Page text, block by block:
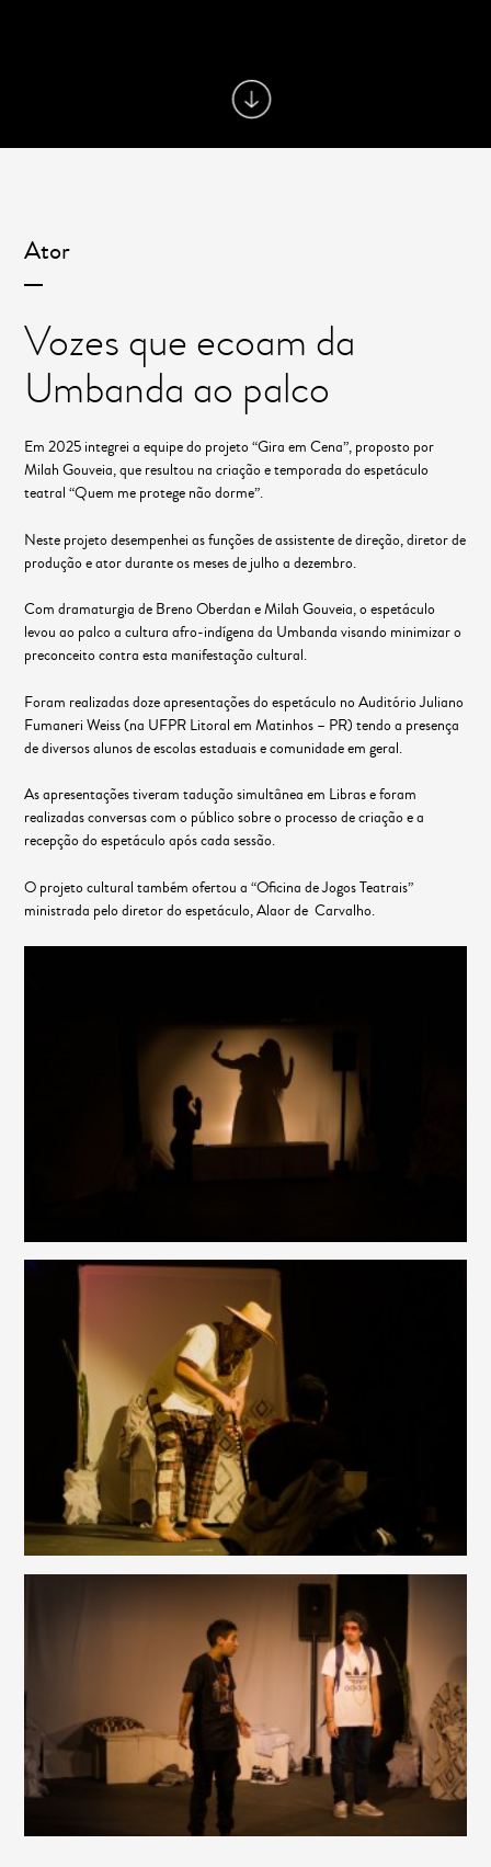
Ator
Vozes que ecoam da
Umbanda ao palco
Em 2025 integrei a equipe do projeto “Gira em Cena”, proposto por
Milah Gouveia, que resultou na criação e temporada do espetáculo
teatral “Quem me protege não dorme”.
Neste projeto desempenhei as funções de assistente de direção, diretor de
produção e ator durante os meses de julho a dezembro.
Com dramaturgia de Breno Oberdan e Milah Gouveia, o espetáculo
levou ao palco a cultura afro-indígena da Umbanda visando minimizar o
preconceito contra esta manifestação cultural.
Foram realizadas doze apresentações do espetáculo no Auditório Juliano
Fumaneri Weiss (na UFPR Litoral em Matinhos – PR) tendo a presença
de diversos alunos de escolas estaduais e comunidade em geral.
As apresentações tiveram tadução simultânea em Libras e foram
realizadas conversas com o público sobre o processo de criação e a
recepção do espetáculo após cada sessão.
O projeto cultural também ofertou a “Oficina de Jogos Teatrais”
ministrada pelo diretor do espetáculo, Alaor de Carvalho.